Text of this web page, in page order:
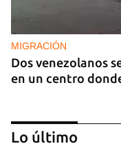
MIGRACIÓN
Dos venezolanos
en un centro
Lo último